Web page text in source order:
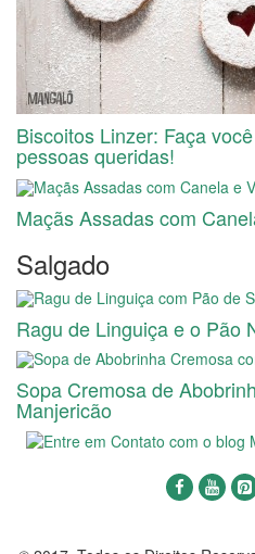
Biscoitos Linzer: Faça
pessoas queridas!
Maçãs Assadas com
Salgado
Ragu de Linguiça e o Pão
Sopa Cremosa de
Manjericão